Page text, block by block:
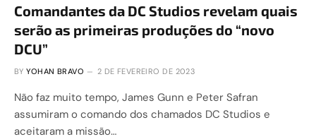
Comandantes da DC Studios revelam quais
serão as primeiras produções do “novo
DCU”
BY YOHAN BRAVO 2 DE FEVEREIRO DE 2023
Não faz muito tempo, James Gunn e Peter Safran
assumiram o comando dos chamados DC Studios e
aceitaram a missão…